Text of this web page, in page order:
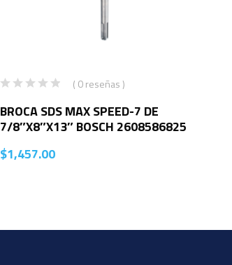
( 0 reseñas )
BROCA SDS MAX SPEED-7 DE
7/8″X8″X13″ BOSCH 2608586825
$1,457.00